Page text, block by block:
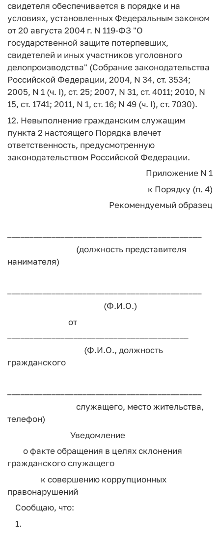
свидетеля обеспечивается в порядке и на
условиях, установленных Федеральным законом
от 20 августа 2004 г. N 119-ФЗ "О
государственной защите потерпевших,
свидетелей и иных участников уголовного
делопроизводства" (Собрание законодательства
Российской Федерации, 2004, N 34, ст. 3534;
2005, N 1 (ч. I), ст. 25; 2007, N 31, ст. 4011; 2010, N
15, ст. 1741; 2011, N 1, ст. 16; N 49 (ч. I), ст. 7030).
12. Невыполнение гражданским служащим
пункта 2 настоящего Порядка влечет
ответственность, предусмотренную
законодательством Российской Федерации.
Приложение N 1
к Порядку (п. 4)
Рекомендуемый образец
(должность представителя
нанимателя)
(Ф.И.О.)
от
(Ф.И.О., должность
гражданского
служащего, место жительства,
телефон)
Уведомление
о факте обращения в целях склонения
гражданского служащего
к совершению коррупционных
правонарушений
Сообщаю, что:
1.